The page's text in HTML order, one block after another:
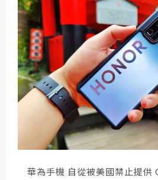
華為手機 自從被美國禁止提供